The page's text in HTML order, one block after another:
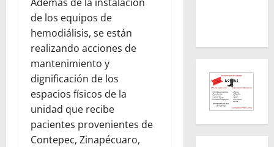
de los equipos de
hemodiálisis, se están
realizando acciones de
mantenimiento y
dignificación de los
espacios físicos de la
unidad que recibe
pacientes provenientes de
Contepec, Zinapécuaro,